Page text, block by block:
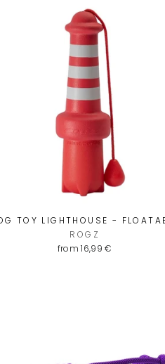
TOY LIGHTHOUSE -
ROGZ
from 16,99 €